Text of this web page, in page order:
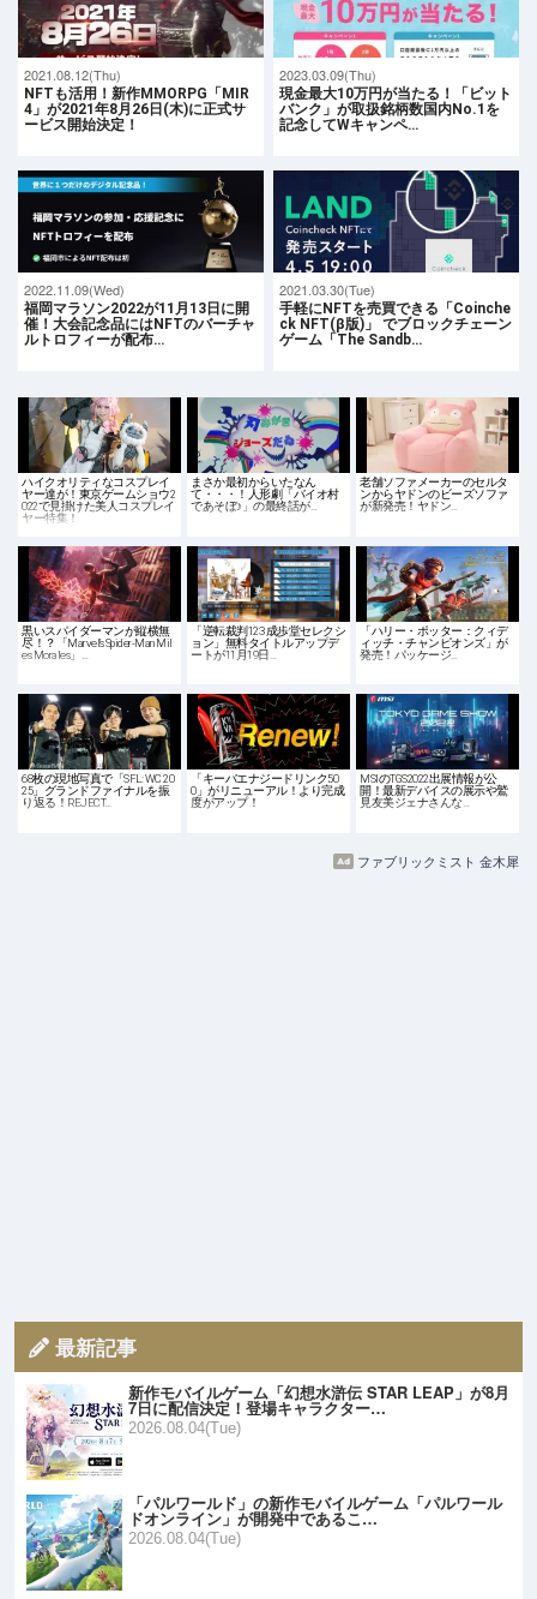
2021.08.12(Thu)
NFTも活用！新作MMORPG「MIR
4」が2021年8月26日(木)に正式サ
ービス開始決定！
2023.03.09(Thu)
現金最大10万円が当たる！「ビット
バンク」が取扱銘柄数国内No.1を
記念してWキャンペ…
2022.11.09(Wed)
福岡マラソン2022が11月13日に開
催！大会記念品にはNFTのバーチャ
ルトロフィーが配布…
2021.03.30(Tue)
手軽にNFTを売買できる「Coinche
ck NFT(β版)」 でブロックチェーン
ゲーム「The Sandb…
ハイクオリティなコスプレイ
ヤー達が！東京ゲームショウ2
022で見掛けた美人コスプレイ
ヤー特集！
まさか最初からいたなん
て・・・！人形劇「バイオ村
であそぼ♪」の最終話が…
老舗ソファメーカーのセルタ
ンからヤドンのビーズソファ
が新発売！ヤドン…
黒いスパイダーマンが縦横無
尽！？「Marvel’s Spider-Man Mil
es Morales」…
「逆転裁判123 成歩堂セレクシ
ョン」無料タイトルアップデ
ートが11月19日…
「ハリー・ポッター：クィデ
ィッチ・チャンピオンズ」が
発売！パッケージ…
68枚の現地写真で「SFL: WC 20
25」グランドファイナルを振
り返る！REJECT…
「キーバエナジードリンク50
0」がリニューアル！より完成
度がアップ！
MSIのTGS2022出展情報が公
開！最新デバイスの展示や鷲
見友美ジェナさんな…
ファブリックミスト 金木犀
最新記事
新作モバイルゲーム「幻想水滸伝 STAR LEAP」が8月
7日に配信決定！登場キャラクター…
2026.08.04(Tue)
「パルワールド」の新作モバイルゲーム「パルワール
ドオンライン」が開発中であるこ…
2026.08.04(Tue)